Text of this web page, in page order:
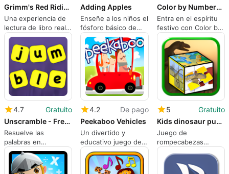
Grimm's Red Riding Hood ~ 3D Interactive Pop-up Book
Una experiencia de
lectura de libro real
con una buena dosis
de 3D.
Adding Apples
Enseñe a los niños el
fósforo básico de
forma divertida y
atractiva
Color by Numbers - Christmas - Free
Entra en el espíritu
festivo con Color by
Numbers - Christmas
- Free
4.7
Gratuito
Unscramble - Free Jumbled Anagrams Words Games
Resuelve las
palabras en
Unscramble -
Juegos de palabras
desordenadas gratis
4.2
De pago
Peekaboo Vehicles
Un divertido y
educativo juego de
nubes y vehículos
para niños pequeños
5
Gratuito
Kids dinosaur puzzles and number games
Juego de
rompecabezas
educativo gratuito
para niños